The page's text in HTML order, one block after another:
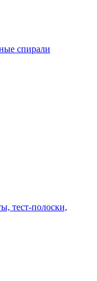
спирали
тест-полоски,